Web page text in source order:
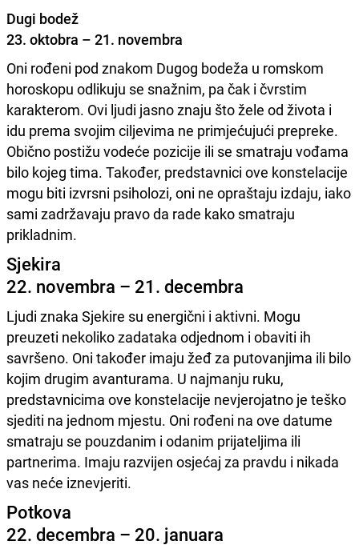
Dugi bodež
23. oktobra – 21. novembra
Oni rođeni pod znakom Dugog bodeža u romskom
horoskopu odlikuju se snažnim, pa čak i čvrstim
karakterom. Ovi ljudi jasno znaju što žele od života i
idu prema svojim ciljevima ne primjećujući prepreke.
Obično postižu vodeće pozicije ili se smatraju vođama
bilo kojeg tima. Također, predstavnici ove konstelacije
mogu biti izvrsni psiholozi, oni ne opraštaju izdaju, iako
sami zadržavaju pravo da rade kako smatraju
prikladnim.
Sjekira
22. novembra – 21. decembra
Ljudi znaka Sjekire su energični i aktivni. Mogu
preuzeti nekoliko zadataka odjednom i obaviti ih
savršeno. Oni također imaju žeđ za putovanjima ili bilo
kojim drugim avanturama. U najmanju ruku,
predstavnicima ove konstelacije nevjerojatno je teško
sjediti na jednom mjestu. Oni rođeni na ove datume
smatraju se pouzdanim i odanim prijateljima ili
partnerima. Imaju razvijen osjećaj za pravdu i nikada
vas neće iznevjeriti.
Potkova
22. decembra – 20. januara